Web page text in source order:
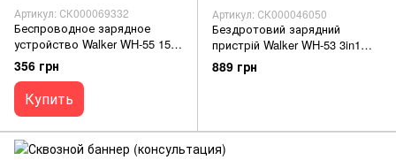
Артикул: СК000069332
Беспроводное зарядное
устройство Walker WH-55 15W
Magsafe white
356 грн
Купить
Артикул: СК000046050
Бездротовий зарядний
пристрій Walker WH-53 3in1
black
889 грн